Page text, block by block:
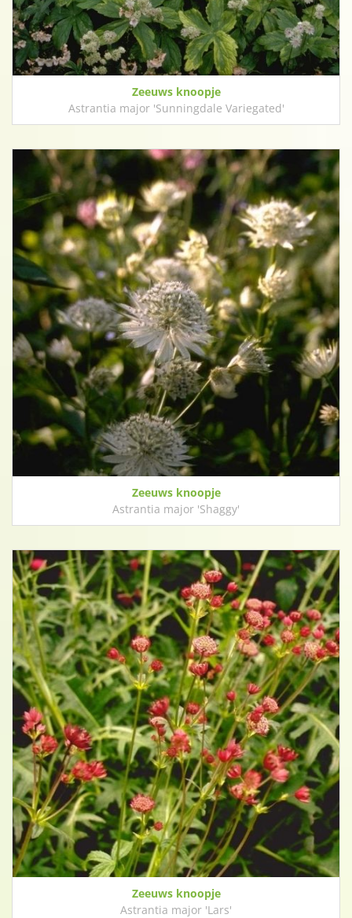
Zeeuws knoopje
Astrantia major 'Sunningdale Variegated'
Zeeuws knoopje
Astrantia major 'Shaggy'
Zeeuws knoopje
Astrantia major 'Lars'